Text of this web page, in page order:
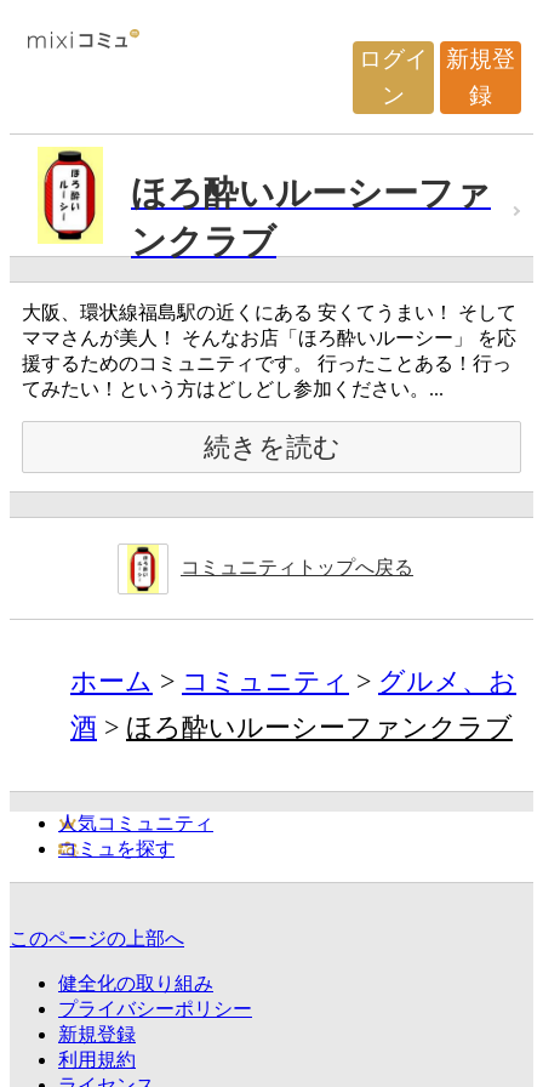
ログイ
ン
新規登
録
ほろ酔いルーシーファ
ンクラブ
大阪、環状線福島駅の近くにある 安くてうまい！ そして
ママさんが美人！ そんなお店「ほろ酔いルーシー」 を応
援するためのコミュニティです。 行ったことある！行っ
てみたい！という方はどしどし参加ください。...
続きを読む
コミュニティトップへ戻る
ホーム コミュニティ
グルメ、お
酒
ほろ酔いルーシーファンクラブ
人気コミュニティ
コミュを探す
このページの上部へ
健全化の取り組み
プライバシーポリシー
新規登録
利用規約